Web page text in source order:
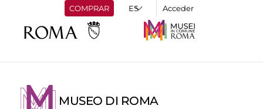
COMPRAR Acceder
MUSEO DI ROMA